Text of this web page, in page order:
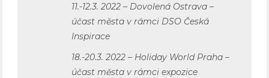
11.-12.3. 2022 – Dovolená Ostrava –
účast města v rámci DSO Česká
Inspirace
18.-20.3. 2022 – Holiday World Praha –
účast města v rámci expozice